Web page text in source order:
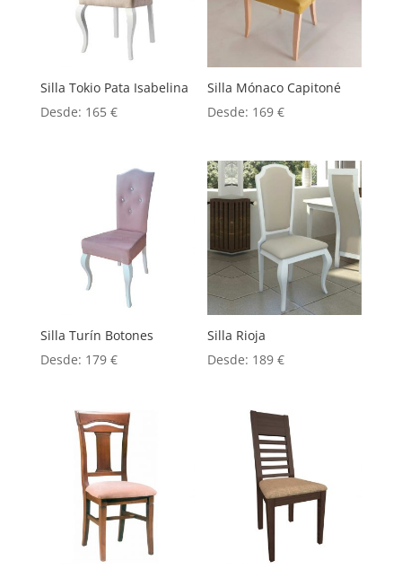
Silla Tokio Pata Isabelina
Desde: 165 €
Silla Mónaco Capitoné
Desde: 169€
Silla Turín Botones
Desde: 179 €
Silla Rioja
Desde: 189€